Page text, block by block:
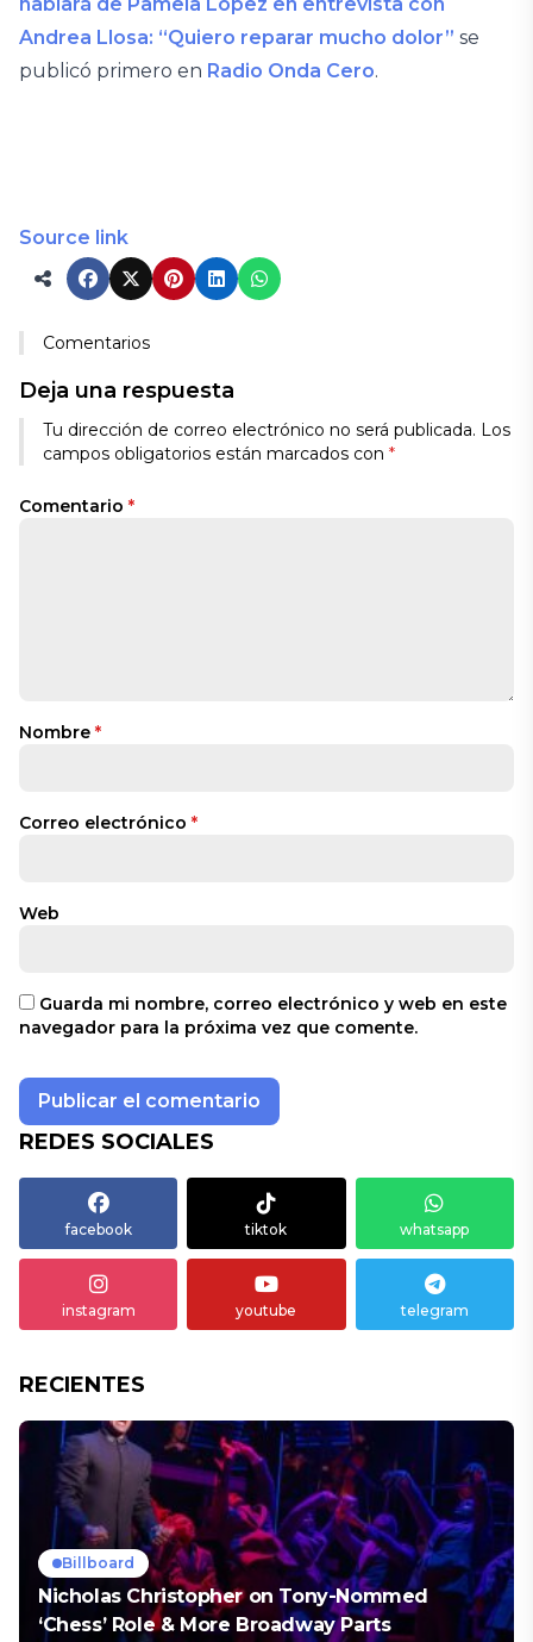
Andrea Llosa: “Quiero reparar mucho dolor” se
publicó primero en Radio Onda Cero.
Source link
Comentarios
Deja una respuesta
Tu dirección de correo electrónico no será publicada. Los
campos obligatorios están marcados con *
Comentario *
Nombre *
Correo electrónico *
Web
Guarda mi nombre, correo electrónico y web en este
navegador para la próxima vez que comente.
REDES SOCIALES
facebook tiktok whatsapp
instagram youtube telegram
RECIENTES
Billboard
Nicholas Christopher on Tony-Nommed
‘Chess’ Role & More Broadway Parts